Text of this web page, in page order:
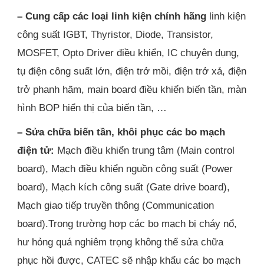
– Cung cấp các loại linh kiện chính hãng linh kiện
công suất IGBT, Thyristor, Diode, Transistor,
MOSFET, Opto Driver điều khiển, IC chuyên dụng,
tụ điện công suất lớn, điện trở mồi, điện trở xả, điện
trở phanh hãm, main board điều khiển biến tần, màn
hình BOP hiển thị của biến tần, …
– Sửa chữa biến tần, khôi phục các bo mạch
điện tử: Mạch điều khiển trung tâm (Main control
board), Mạch điều khiển nguồn công suất (Power
board), Mạch kích công suất (Gate drive board),
Mạch giao tiếp truyền thông (Communication
board).Trong trường hợp các bo mạch bị cháy nổ,
hư hỏng quá nghiêm trọng không thể sửa chữa
phục hồi được, CATEC sẽ nhập khẩu các bo mạch